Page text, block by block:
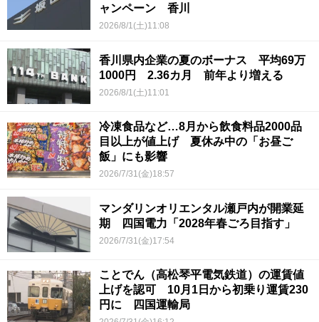
ャンペーン 香川
2026/8/1(土)11:08
香川県内企業の夏のボーナス 平均69万
1000円 2.36カ月 前年より増える
2026/8/1(土)11:01
冷凍食品など…8月から飲食料品2000品
目以上が値上げ 夏休み中の「お昼ご
飯」にも影響
2026/7/31(金)18:57
マンダリンオリエンタル瀬戸内が開業延
期 四国電力「2028年春ごろ目指す」
2026/7/31(金)17:54
ことでん（高松琴平電気鉄道）の運賃値
上げを認可 10月1日から初乗り運賃230
円に 四国運輸局